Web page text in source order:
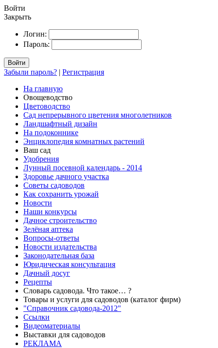
Войти
Закрыть
Логин:
Пароль:
Войти
Забыли пароль? | Регистрация
На главную
Овощеводство
Цветоводство
Сад непрерывного цветения многолетников
Ландшафтный дизайн
На подоконнике
Энциклопедия комнатных растений
Ваш сад
Удобрения
Лунный посевной календарь - 2014
Здоровье дачного участка
Советы садоводов
Как сохранить урожай
Новости
Наши конкурсы
Дачное строительство
Зелёная аптека
Вопросы-ответы
Новости издательства
Законодательная база
Юридическая консультация
Дачный досуг
Рецепты
Словарь садовода. Что такое… ?
Товары и услуги для садоводов (каталог фирм)
"Справочник садовода-2012"
Ссылки
Видеоматериалы
Выставки для садоводов
РЕКЛАМА